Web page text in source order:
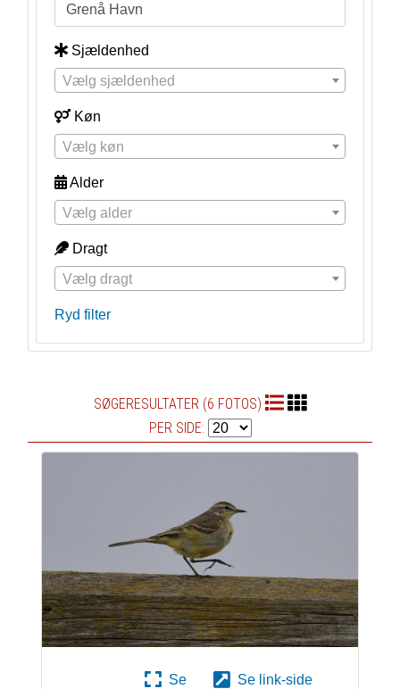
Sjældenhed
Vælg sjældenhed
Køn
Vælg køn
Alder
Vælg alder
Dragt
Vælg dragt
Ryd filter
SØGERESULTATER (6 FOTOS)
PER SIDE:
Se
Se link-side